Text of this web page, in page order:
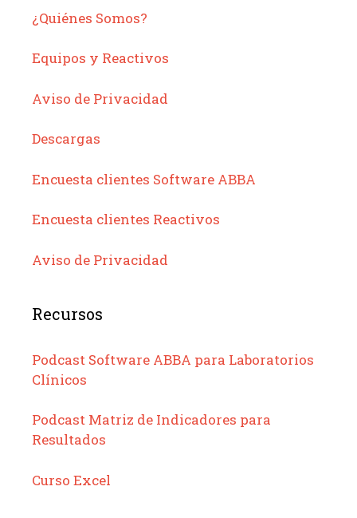
¿Quiénes Somos?
Equipos y Reactivos
Aviso de Privacidad
Descargas
Encuesta clientes Software ABBA
Encuesta clientes Reactivos
Aviso de Privacidad
Recursos
Podcast Software ABBA para Laboratorios
Clínicos
Podcast Matriz de Indicadores para
Resultados
Curso Excel